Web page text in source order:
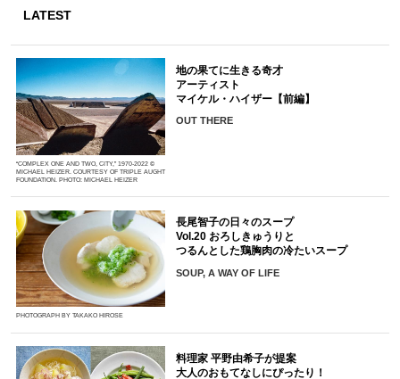
LATEST
“COMPLEX ONE AND TWO, CITY,” 1970-2022 ©
MICHAEL HEIZER. COURTESY OF TRIPLE AUGHT
FOUNDATION. PHOTO: MICHAEL HEIZER
地の果てに生きる奇才
アーティスト
マイケル・ハイザー【前編】
OUT THERE
PHOTOGRAPH BY TAKAKO HIROSE
長尾智子の日々のスープ
Vol.20 おろしきゅうりと
つるんとした鶏胸肉の冷たいスープ
SOUP, A WAY OF LIFE
料理家 平野由希子が提案
大人のおもてなしにぴったり！